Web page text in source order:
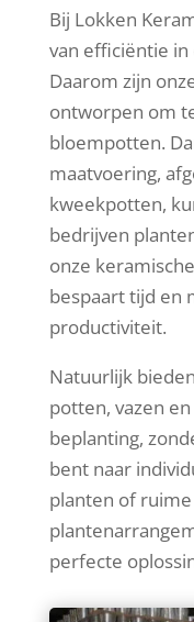
Bij Lokken
van efficiëntie
Daarom zijn
ontworpen om
bloempotten.
maatvoering,
kweekpotten,
bedrijven
onze
bespaart tijd en
productiviteit.
Natuurlijk
potten, vazen
beplanting,
bent naar
planten of
perfecte